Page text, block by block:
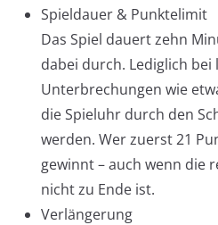
Spieldauer & Punktelimit
Das Spiel dauert zehn
dabei durch. Lediglich bei
Unterbrechungen wie
die Spieluhr durch den
werden. Wer zuerst 21
gewinnt – auch wenn die
nicht zu Ende ist.
Verlängerung